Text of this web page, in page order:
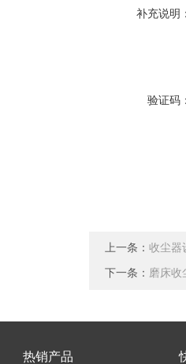
补充说明
验证码
上一条： 收尘器
下一条： 磨床收
热销产品